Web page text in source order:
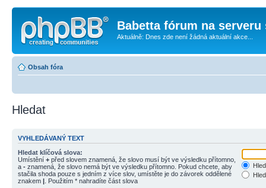
Babetta fórum na serveru
Aktuálně: Dnes zde není žádná aktuální akce...
Obsah fóra
Hledat
VYHLEDÁVANÝ TEXT
Hledat klíčová slova:
Umístění + před slovem znamená, že slovo musí být ve výsledku přítomno,
a - znamená, že slovo nemá být ve výsledku přítomno. Pokud chcete, aby
stačila shoda pouze s jedním z více slov, umístěte je do závorek oddělené
znakem | . Použitím * nahradíte část slova